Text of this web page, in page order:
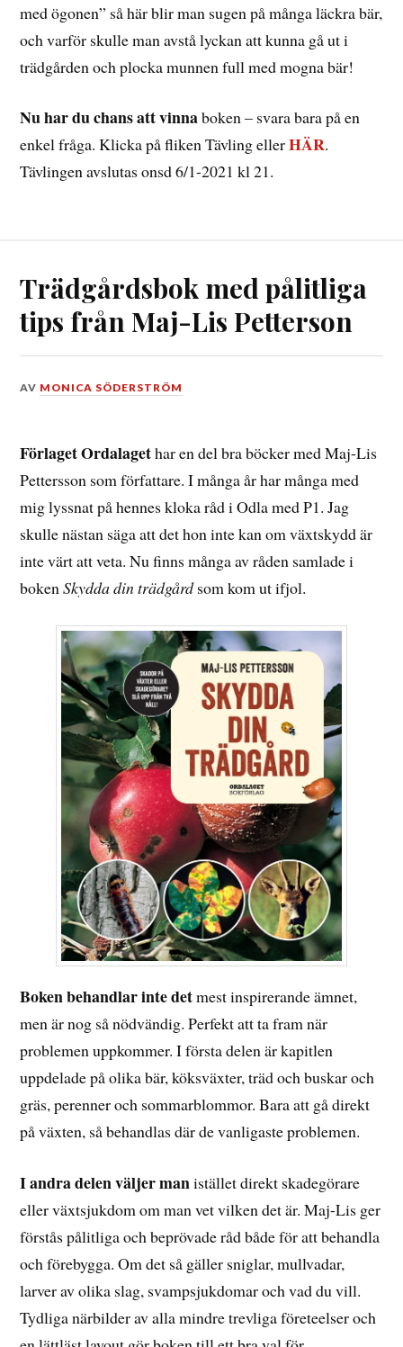
med ögonen” så här blir man sugen på många läckra bär,
och varför skulle man avstå lyckan att kunna gå ut i
trädgården och plocka munnen full med mogna bär!
Nu har du chans att vinnaboken – svara bara på en
enkel fråga. Klicka på fliken Tävling ellerHÄR.
Tävlingen avslutas onsd 6/1-2021 kl 21.
Trädgårdsbok med pålitliga
tips från Maj-Lis Petterson
DEN
2020
AV MONICA SÖDERSTRÖM
Förlaget Ordalagethar en del bra böcker med Maj-Lis
Pettersson som författare. I många år har många med
mig lyssnat på hennes kloka råd i Odla med P1. Jag
skulle nästan säga att det hon inte kan om växtskydd är
inte värt att veta. Nu finns många av råden samlade i
bokenSkydda din trädgårdsom kom ut ifjol.
Boken behandlar inte detmest inspirerande ämnet,
men är nog så nödvändig. Perfekt att ta fram när
problemen uppkommer. I första delen är kapitlen
uppdelade på olika bär, köksväxter, träd och buskar och
gräs, perenner och sommarblommor. Bara att gå direkt
på växten, så behandlas där de vanligaste problemen.
I andra delen väljer manistället direkt skadegörare
eller växtsjukdom om man vet vilken det är. Maj-Lis ger
förstås pålitliga och beprövade råd både för att behandla
och förebygga. Om det så gäller sniglar, mullvadar,
larver av olika slag, svampsjukdomar och vad du vill.
Tydliga närbilder av alla mindre trevliga företeelser och